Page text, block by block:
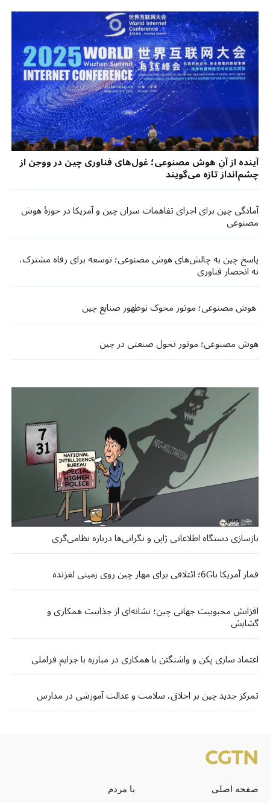
آینده از آنِ هوش مصنوعی؛ غول‌های فناوری چین در ووجن از
چشم‌انداز تازه می‌گویند
آمادگی چین برای اجرای تفاهمات سران چین و آمریکا در حوزهٔ هوش
مصنوعی
پاسخ چین به چالش‌های هوش مصنوعی؛ توسعه برای رفاه مشترک،
نه انحصار فناوری
هوش مصنوعی؛ موتور محوک نوظهور صنایع چین
هوش مصنوعی؛ موتور تحول صنعتی در چین
بازسازی دستگاه اطلاعاتی ژاپن و نگرانی‌ها درباره نظامی‌گری
قمار آمریکا با6G؛ ائتلافی برای مهار چین روی زمینی لغزنده
افزایش محبوبیت جهانی چین؛ نشانه‌ای از جذابیت همکاری و
گشایش
اعتماد سازی پکن و واشنگتن با همکاری در مبارزه با جرایم فراملی
تمرکز جدید چین بر اخلاق، سلامت و عدالت آموزشی در مدارس
صفحه اصلی
با مردم